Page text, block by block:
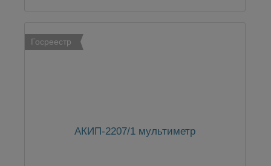
Госреестр
АКИП-2207/1 мультиметр